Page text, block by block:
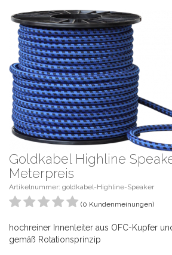
Goldkabel Highline
Meterpreis
Artikelnummer: goldkabel-Highline-Speaker
(0 Kundenmeinungen)
hochreiner Innenleiter aus OFC-Kupfer
gemäß Rotationsprinzip